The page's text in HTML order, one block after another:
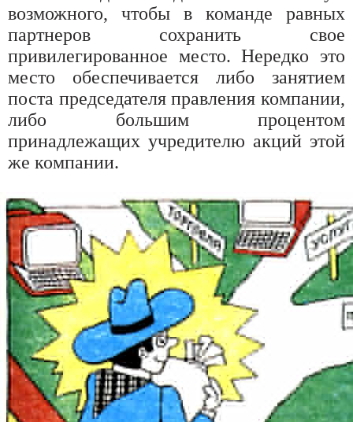
возможного, чтобы в команде равных
партнеров сохранить свое
привилегированное место. Нередко это
место обеспечивается либо занятием
поста председателя правления компании,
либо большим процентом
принадлежащих учредителю акций этой
же компании.